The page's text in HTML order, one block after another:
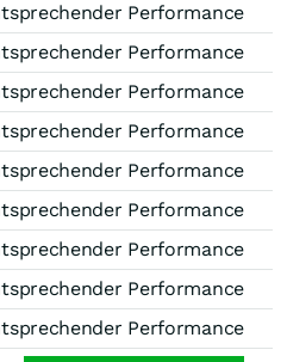
Performance
Performance
Performance
Performance
Performance
Performance
Performance
Performance
Performance